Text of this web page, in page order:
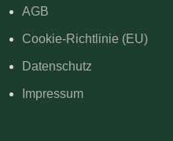
AGB
Cookie-Richtlinie (EU)
Datenschutz
Impressum